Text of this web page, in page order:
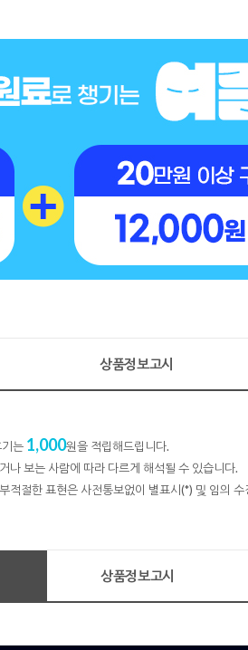
상품정보고시
는 1,000원을 적립해드립니다.
나 보는 사람에 따라 다르게 해석될 수 있습니다.
적절한 표현은 사전통보없이 별표시(*) 및 임의
상품정보고시